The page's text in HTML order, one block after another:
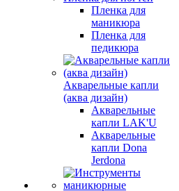
Пленка для
маникюра
Пленка для
педикюра
Акварельные капли
(аква дизайн)
Акварельные
капли LAK'U
Акварельные
капли Dona
Jerdona